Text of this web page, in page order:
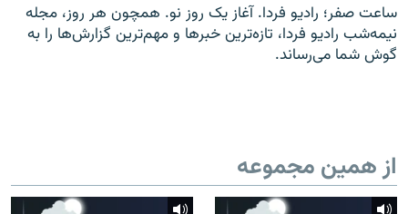
ساعت صفر؛ رادیو فردا. آغاز یک روز نو. همچون هر روز، مجله
نیمه‌شب رادیو فردا، تازه‌ترین خبرها و مهم‌ترین گزارش‌ها را به
گوش شما می‌رساند.
از همین مجموعه